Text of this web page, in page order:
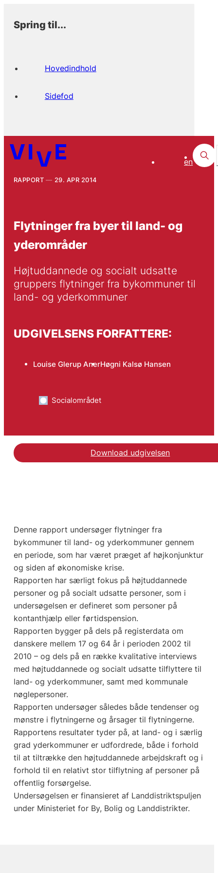
Spring til...
Hovedindhold
Sidefod
en
RAPPORT 29. APR 2014
Flytninger fra byer til land- og
yderområder
Højtuddannede og socialt udsatte
gruppers flytninger fra bykommuner til
land- og yderkommuner
UDGIVELSENS FORFATTERE:
Louise Glerup AnerHøgni Kalsø Hansen
Socialområdet
Download udgivelsen
Denne rapport undersøger flytninger fra
bykommuner til land- og yderkommuner gennem
en periode, som har været præget af højkonjunktur
og siden af økonomiske krise.
Rapporten har særligt fokus på højtuddannede
personer og på socialt udsatte personer, som i
undersøgelsen er defineret som personer på
kontanthjælp eller førtidspension.
Rapporten bygger på dels på registerdata om
danskere mellem 17 og 64 år i perioden 2002 til
2010 – og dels på en række kvalitative interviews
med højtuddannede og socialt udsatte tilflyttere til
land- og yderkommuner, samt med kommunale
nøglepersoner.
Rapporten undersøger således både tendenser og
mønstre i flytningerne og årsager til flytningerne.
Rapportens resultater tyder på, at land- og i særlig
grad yderkommuner er udfordrede, både i forhold
til at tiltrække den højtuddannede arbejdskraft og i
forhold til en relativt stor tilflytning af personer på
offentlig forsørgelse.
Undersøgelsen er finansieret af Landdistriktspuljen
under Ministeriet for By, Bolig og Landdistrikter.